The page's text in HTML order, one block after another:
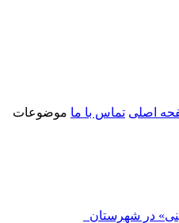
اصلی تماس با ما موضوعات
در شهرستان ازنا_